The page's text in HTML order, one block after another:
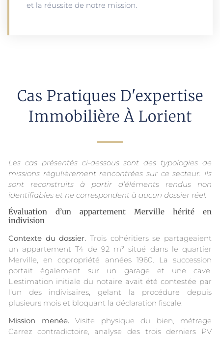
et la réussite de notre mission.
Cas Pratiques D'expertise
Immobilière À Lorient
Les cas présentés ci-dessous sont des typologies de
missions régulièrement rencontrées sur ce secteur. Ils
sont reconstruits à partir d’éléments rendus non
identifiables et ne correspondent à aucun dossier réel.
Évaluation d’un appartement Merville hérité en
indivision
Contexte du dossier. Trois cohéritiers se partageaient
un appartement T4 de 92 m² situé dans le quartier
Merville, en copropriété années 1960. La succession
portait également sur un garage et une cave.
L’estimation initiale du notaire avait été contestée par
l’un des indivisaires, gelant la procédure depuis
plusieurs mois et bloquant la déclaration fiscale.
Mission menée.Visite physique du bien, métrage
Carrez contradictoire, analyse des trois derniers PV